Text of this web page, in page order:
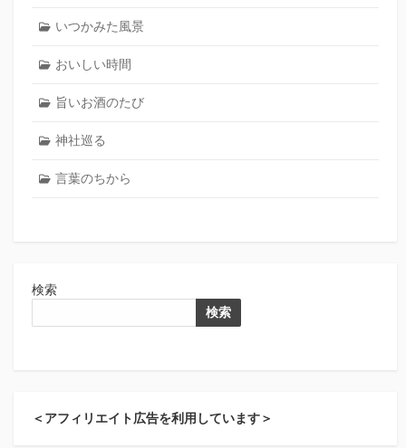
いつかみた風景
おいしい時間
旨いお酒のたび
神社巡る
言葉のちから
検索
検索
＜アフィリエイト広告を利用しています＞